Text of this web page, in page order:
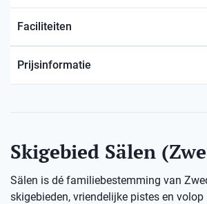
Faciliteiten
Prijsinformatie
Skigebied Sälen
Sälen is dé familiebestemming van
skigebieden, vriendelijke pistes en volop